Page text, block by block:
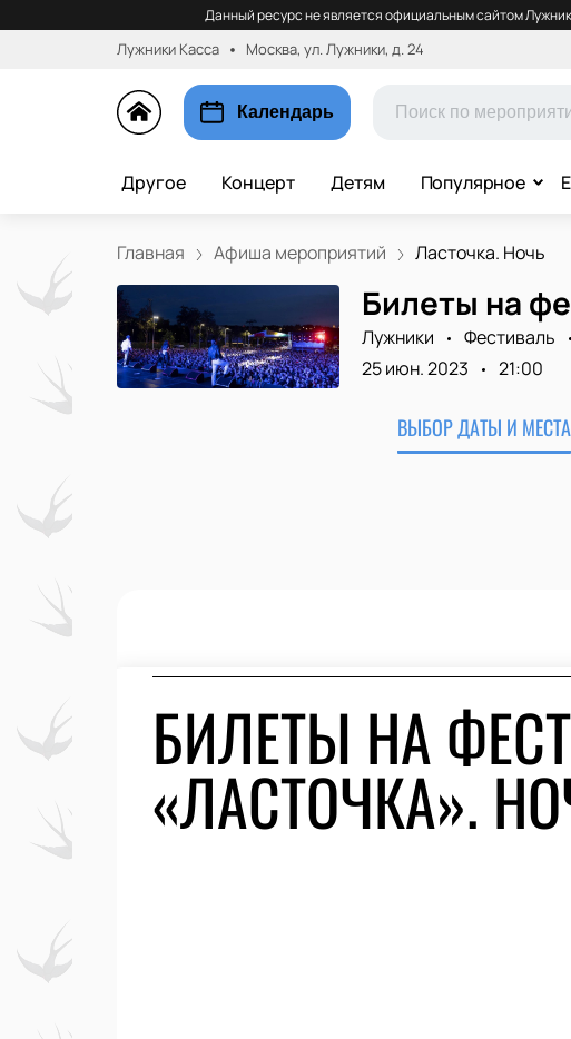
Данный ресурс не является официальным сайтом
Лужники Касса Москва, ул. Лужники, д. 24
Календарь
Другое Концерт Детям Популярное
Главная Афиша мероприятий Ласточка. Ночь
Билеты на
Лужники Фестиваль
25 июн. 2023
21:00
ВЫБОР ДАТЫ И МЕСТА
БИЛЕТЫ НА
«ЛАСТОЧКА».